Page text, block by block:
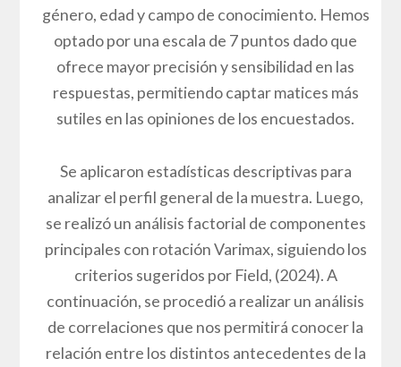
género, edad y campo de conocimiento. Hemos
optado por una escala de 7 puntos dado que
ofrece mayor precisión y sensibilidad en las
respuestas, permitiendo captar matices más
sutiles en las opiniones de los encuestados.
Se aplicaron estadísticas descriptivas para
analizar el perfil general de la muestra. Luego,
se realizó un análisis factorial de componentes
principales con rotación Varimax, siguiendo los
criterios sugeridos por Field, (2024). A
continuación, se procedió a realizar un análisis
de correlaciones que nos permitirá conocer la
relación entre los distintos antecedentes de la